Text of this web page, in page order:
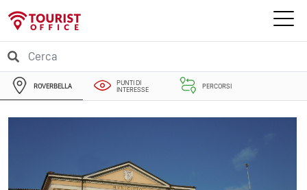
ROVERBELLA
PUNTI DI
INTERESSE
PERCORSI